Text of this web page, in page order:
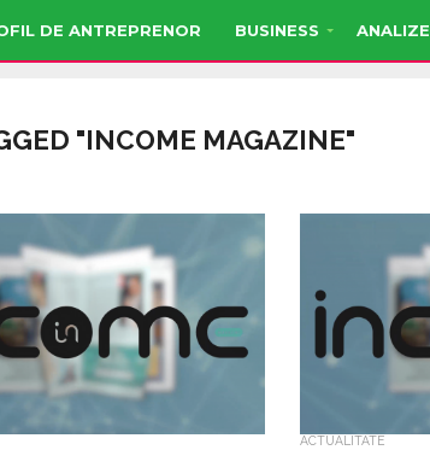
DE ANTREPRENOR BUSINESS ANALIZE
"INCOME MAGAZINE"
ACTUALITATE